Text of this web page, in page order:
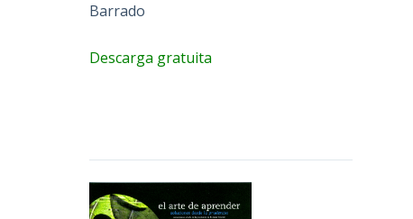
Barrado
Descarga gratuita